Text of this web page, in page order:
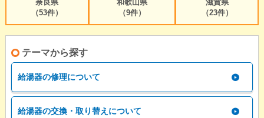
奈良県
（53件）
和歌山県
（9件）
滋賀県
（23件）
テーマから探す
給湯器の修理について
給湯器の交換・取り替えについて